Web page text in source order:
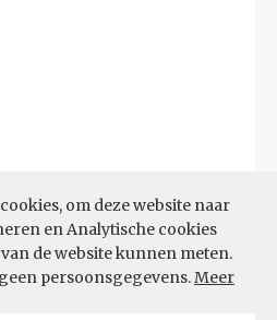
om deze website naar
en Analytische cookies
de website kunnen meten.
persoonsgegevens.Meer